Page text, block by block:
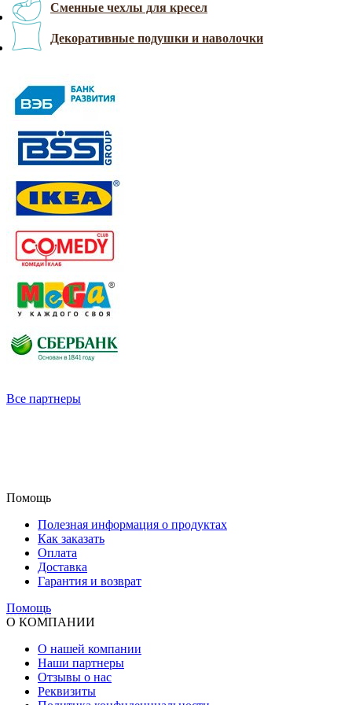
Сменные чехлы для кресел
Декоративные подушки и наволочки
Все партнеры
Помощь
Полезная информация о продуктах
Как заказать
Оплата
Доставка
Гарантия и возврат
Помощь
О КОМПАНИИ
О нашей компании
Наши партнеры
Отзывы о нас
Реквизиты